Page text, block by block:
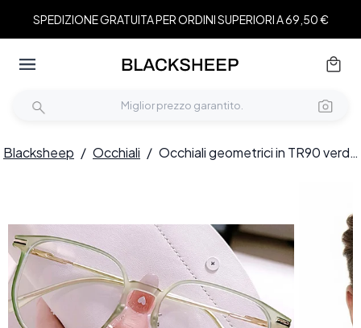
SPEDIZIONE GRATUITA PER ORDINI SUPERIORI A 69,50 €
Blacksheep / Occhiali / Occhiali geometrici in TR90 verde #BS0406-0426